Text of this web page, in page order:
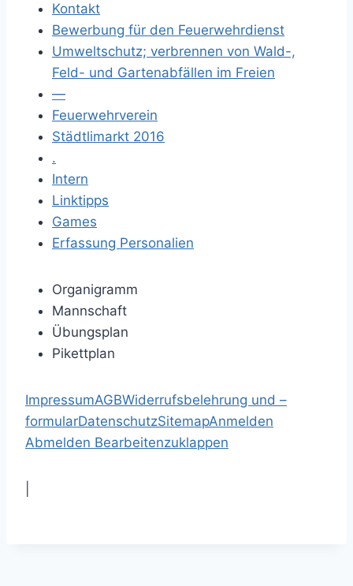
Kontakt
Bewerbung für den Feuerwehrdienst
Umweltschutz; verbrennen von Wald-,
Feld- und Gartenabfällen im Freien
—
Feuerwehrverein
Städtlimarkt 2016
.
Intern
Linktipps
Games
Erfassung Personalien
Organigramm
Mannschaft
Übungsplan
Pikettplan
ImpressumAGBWiderrufsbelehrung und –
formularDatenschutzSitemapAnmelden
Abmelden Bearbeitenzuklappen